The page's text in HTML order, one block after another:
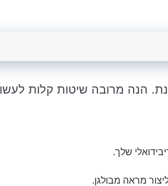
הנה מרובה שיטות קלות
שלך.
מראה מבולגן.